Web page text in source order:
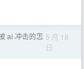
ai 冲击的怎 5 月 18
日